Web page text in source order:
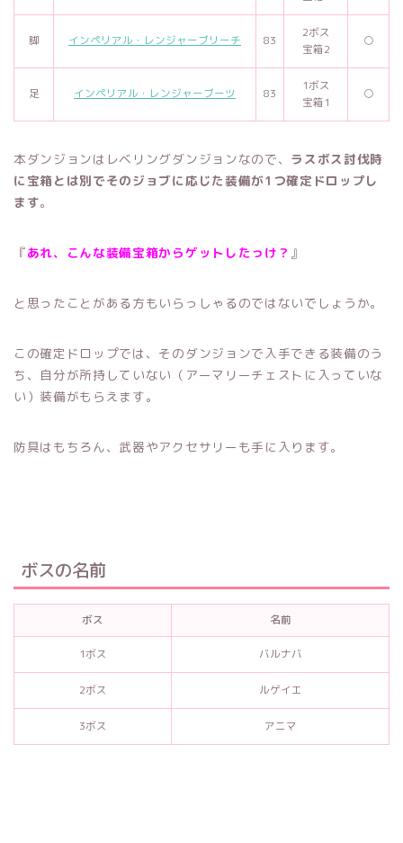
脚 インペリアル・レンジャーブリーチ 83
2ボス
宝箱2
○
足 インペリアル・レンジャーブーツ 83
1ボス
宝箱1
○
本ダンジョンはレベリングダンジョンなので、 ラスボス討伐時
に宝箱とは別でそのジョブに応じた装備が1つ確定ドロップし
ます。
『あれ、こんな装備宝箱からゲットしたっけ？ 』
と思ったことがある方もいらっしゃるのではないでしょうか。
この確定ドロップでは、そのダンジョンで入手できる装備のう
ち、自分が所持していない（アーマリーチェストに入っていな
い）装備がもらえます。
防具はもちろん、武器やアクセサリーも手に入ります。
ボスの名前
ボス 名前
1ボス バルナバ
2ボス ルゲイエ
3ボス アニマ